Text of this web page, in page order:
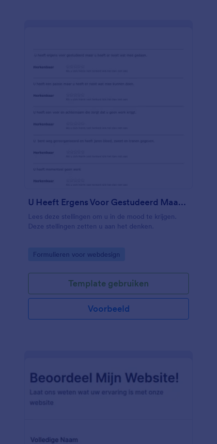
U Heeft Ergens Voor Gestudeerd Maar U Heeft Er Nooit Wat Mee Gedaan
Lees deze stellingen om u in de mood te krijgen.
Deze stellingen zetten u aan het denken.
Go to Category:
Formulieren voor webdesign
Template gebruiken
Voorbeeld